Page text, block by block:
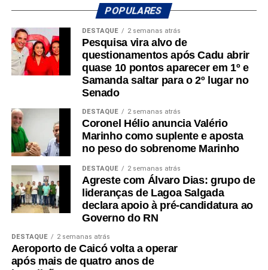
Família, o equivalente a 13,6% da população, o menor
percentual entre os municípios potiguares analisados.
Na sequência aparecem Ouro Branco (16,7%), Cruzeta
(18,5%), Parnamirim (20,1%), Jardim do Seridó (20,7%),
Acari (21,8%), Natal (22,3%), Carnaúba dos Dantas
(23,2%), Mossoró (25,7%) e Caicó (30,2%).
Segundo a análise, o desempenho de São José do
Seridó está associado à diversificação da economia local
e à geração de empregos formais. O município possui
forte presença das indústrias de facção têxtil e da
bonelaria, segmentos que absorvem parcela significativa
da mão de obra, contribuindo para o aumento da renda
das famílias e reduzindo a necessidade de acesso ao
Especialistas que analisaram os dados também atribuem
esse resultado ao trabalho desenvolvido pela política
POPULARES
DESTAQUE 2 semanas atrás
Pesquisa vira alvo de
questionamentos após Cadu abrir
quase 10 pontos aparecer em 1º e
Samanda saltar para o 2º lugar no
Senado
DESTAQUE 2 semanas atrás
Coronel Hélio anuncia Valério
Marinho como suplente e aposta
no peso do sobrenome Marinho
DESTAQUE 2 semanas atrás
Agreste com Álvaro Dias: grupo de
lideranças de Lagoa Salgada
declara apoio à pré-candidatura ao
Governo do RN
DESTAQUE 2 semanas atrás
Aeroporto de Caicó volta a operar
após mais de quatro anos de